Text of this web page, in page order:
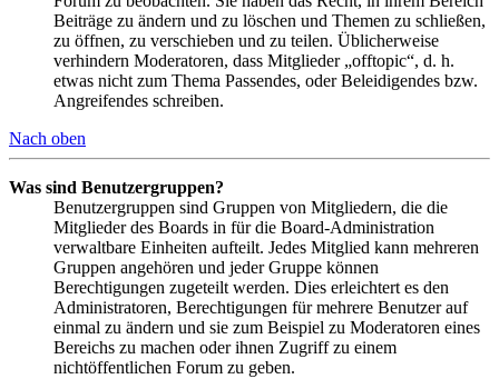
Beiträge zu ändern und zu löschen und Themen zu schließen,
zu öffnen, zu verschieben und zu teilen. Üblicherweise
verhindern Moderatoren, dass Mitglieder „offtopic“, d. h.
etwas nicht zum Thema Passendes, oder Beleidigendes bzw.
Angreifendes schreiben.
Nach oben
Was sind Benutzergruppen?
Benutzergruppen sind Gruppen von Mitgliedern, die die
Mitglieder des Boards in für die Board-Administration
verwaltbare Einheiten aufteilt. Jedes Mitglied kann mehreren
Gruppen angehören und jeder Gruppe können
Berechtigungen zugeteilt werden. Dies erleichtert es den
Administratoren, Berechtigungen für mehrere Benutzer auf
einmal zu ändern und sie zum Beispiel zu Moderatoren eines
Bereichs zu machen oder ihnen Zugriff zu einem
nichtöffentlichen Forum zu geben.